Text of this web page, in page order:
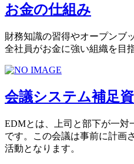
お金の仕組み
財務知識の習得やオープンブ
全社員がお金に強い組織を目
会議システム補足資
EDMとは、上司と部下が一対
です。この会議は事前に計画
活動となります。